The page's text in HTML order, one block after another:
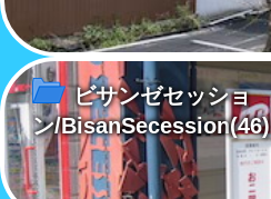
ビサンゼセッショ
ン/BisanSecession(46)